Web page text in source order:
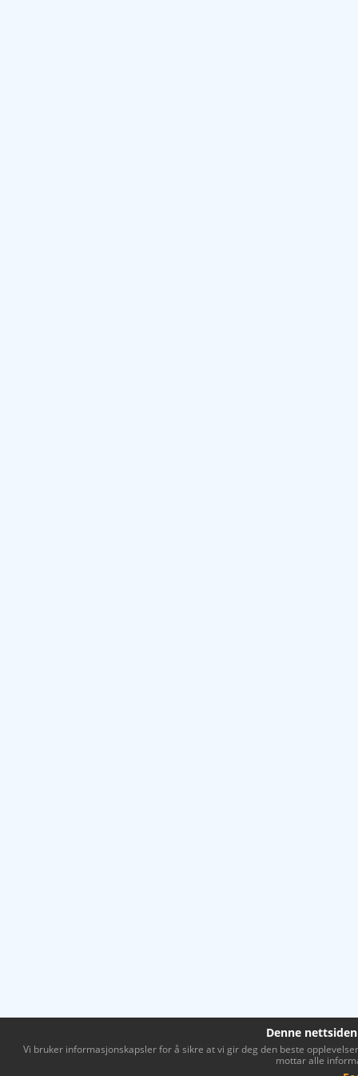
Denne
Vi bruker informasjonskapsler for å sikre at vi gir deg den beste
mottar alle